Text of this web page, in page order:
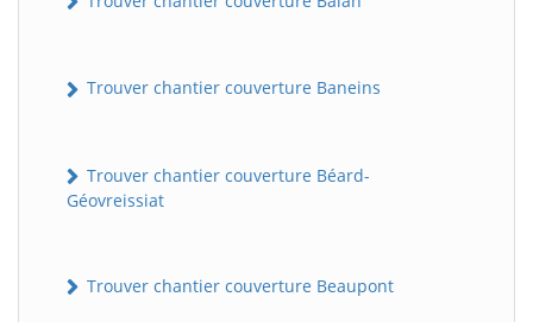
Trouver chantier couverture Baneins
Trouver chantier couverture Béard-
Géovreissiat
Trouver chantier couverture Beaupont